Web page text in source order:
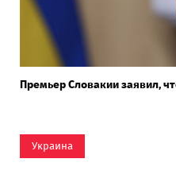
Премьер Словакии заявил,
Украина